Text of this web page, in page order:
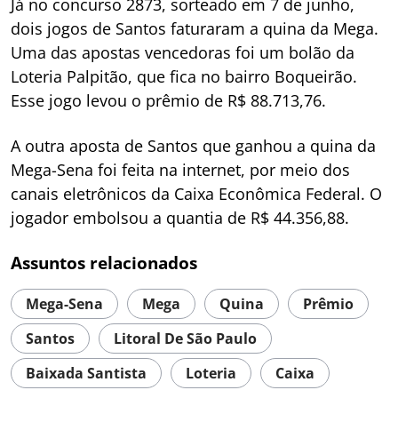
dois jogos de Santos faturaram a quina da Mega.
Uma das apostas vencedoras foi um bolão da
Loteria Palpitão, que fica no bairro Boqueirão.
Esse jogo levou o prêmio de R$ 88.713,76.
A outra aposta de Santos que ganhou a quina da
Mega-Sena foi feita na internet, por meio dos
canais eletrônicos da Caixa Econômica Federal. O
jogador embolsou a quantia de R$ 44.356,88.
Assuntos relacionados
Mega-Sena Mega Quina
Prêmio
Santos
Litoral De São Paulo
Baixada Santista
Loteria Caixa